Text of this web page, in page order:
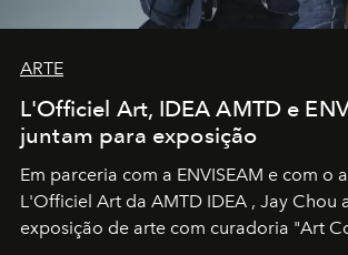
ARTE
L'Officiel Art, IDEA AMTD e
juntam para exposição
Em parceria com a ENVISEAM e com o
L'Officiel Art da AMTD IDEA , Jay Chou
exposição de arte com curadoria "Art